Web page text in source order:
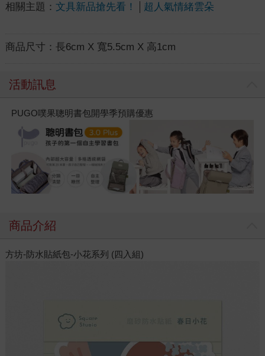
相關主題： 文具新品搶先看！ 超人氣情緒雲朵
商品尺寸： 長6cm X 寬5.5cm X 高1cm
活動訊息
PUGO噗果聰明書包開學季預購優惠
商品介紹
方坊-防水貼紙包-小花系列 (四入組)